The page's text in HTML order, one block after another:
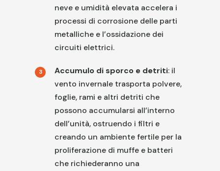
neve e umidità elevata accelera i
processi di corrosione delle parti
metalliche e l’ossidazione dei
circuiti elettrici.
Accumulo di sporco e detriti: il
vento invernale trasporta polvere,
foglie, rami e altri detriti che
possono accumularsi all’interno
dell’unità, ostruendo i filtri e
creando un ambiente fertile per la
proliferazione di muffe e batteri
che richiederanno una